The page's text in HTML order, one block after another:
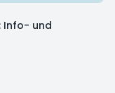
Info- und